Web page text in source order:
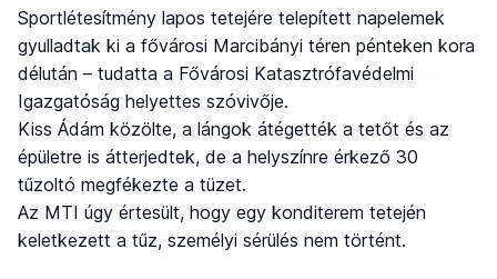
Sportlétesítmény lapos tetejére telepített napelemek
gyulladtak ki a fővárosi Marcibányi téren pénteken kora
délután – tudatta a Fővárosi Katasztrófavédelmi
Igazgatóság helyettes szóvivője.
Kiss Ádám közölte, a lángok átégették a tetőt és az
épületre is átterjedtek, de a helyszínre érkező 30
tűzoltó megfékezte a tüzet.
Az MTI úgy értesült, hogy egy konditerem tetején
keletkezett a tűz, személyi sérülés nem történt.